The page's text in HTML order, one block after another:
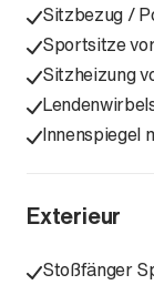
Sitzbezug /
Sportsitze
Sitzheizung
Innenspiegel
Exterieur
Stoßfänger